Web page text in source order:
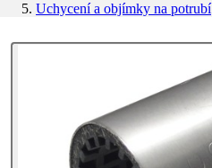
Uchycení a objímky na potrubí